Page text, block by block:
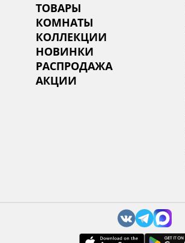
ТОВАРЫ
КОМНАТЫ
КОЛЛЕКЦИИ
НОВИНКИ
РАСПРОДАЖА
АКЦИИ